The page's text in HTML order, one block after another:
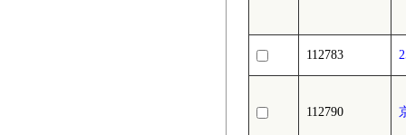
112783
112790